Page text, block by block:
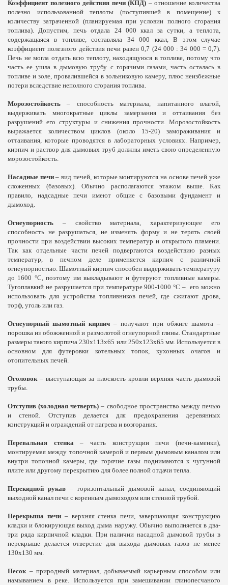
Коэффициент полезного действия печи (КПД) – отношение количества
полезно использованной теплоты (поступившей в помещение) к
количеству затраченной (планируемая при условии полного сгорания
топлива). Допустим, печь отдала 24 000 ккал за сутки, а теплота,
содержащаяся в топливе, составляла 34 000 ккал, В этом случае
коэффициент полезного действия печи равен 0,7 (24 000 : 34 000 = 0,7).
Печь не могла отдать всю теплоту, находящуюся в топливе, потому что
часть ее ушла в дымовую трубу с горячими газами, часть осталась в
топливе и золе, провалившейся в зольниковую камеру, плюс неизбежные
потери вследствие неполного сгорания топлива.
Морозостойкость – способность материала, напитанного влагой,
выдерживать многократные циклы замерзания и оттаивания без
разрушений его структуры и снижения прочности. Морозостойкость
выражается количеством циклов (около 15-20) замораживания и
оттаивания, которые проводятся в лабораторных условиях. Например,
кирпич и раствор для дымовых труб должны иметь свою определенную
морозостойкость.
Насадные печи– вид печей, которые монтируются на основе печей уже
сложенных (базовых). Обычно располагаются этажом выше. Как
правило, надсадные печи имеют общие с базовыми фундамент и
дымоход.
Огнеупорность – свойство материала, характеризующее его
способность не разрушаться, не изменять форму и не терять своей
прочности при воздействии высоких температур и открытого пламени.
Так как отдельные части печей подвергаются воздействию разных
температур, в печном деле применяется кирпич с различной
огнеупорностью. Шамотный кирпич способен выдерживать температуру
до 1600 °С, поэтому им выкладывают и футеруют топливные камеры.
Тугоплавкий не разрушается при температуре 900-1000 °С – его можно
использовать для устройства топливников печей, где сжигают дрова,
торф, уголь или газ.
Огнеупорный шамотный кирпич – получают при обжиге шамота –
порошка из обожженной и размолотой огнеупорной глины. Стандартные
размеры такого кирпича 230х113х65 или 250х123х65 мм. Используется в
основном для футеровки котельных топок, кухонных очагов и
отопительных печей.
Оголовок– выступающая за плоскость кровли верхняя часть дымовой
трубы.
Отступив (холодная четверть) – свободное пространство между печью
и стеной. Отступив делается для предохранения деревянных
конструкций и ограждений от нагрева и возгорания.
Перевальная стенка– часть конструкции печи (печи-каменки),
монтируемая между топочной камерой и первым дымовым каналом или
внутри топочной камеры, где горячие газы поднимаются к чугунной
плите или другому перекрытию для более полной отдачи тепла.
Перекидной рукав – горизонтальный дымовой канал, соединяющий
выходной канал печи с коренным дымоходом или стенной трубой.
Перекрыша печи– верхняя стенка печи, завершающая конструкцию
кладки и блокирующая выход дыма наружу. Обычно выполняется в два-
три ряда кирпичной кладки. При наличии насадной дымовой трубы в
перекрыше делается отверстие для выхода дымовых газов не менее
130х130 мм.
Песок– природный материал, добываемый карьерным способом или
намыванием в реке. Используется при замешивании глинопесчаного